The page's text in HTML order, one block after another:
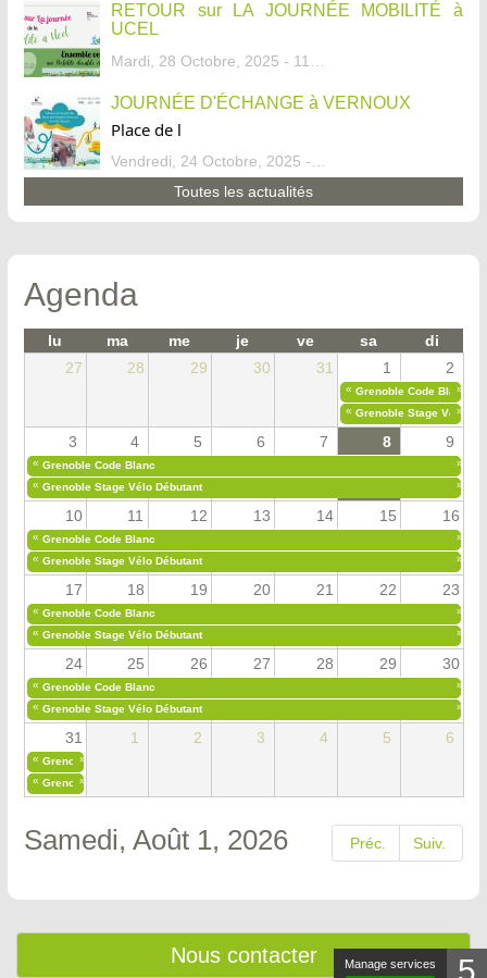
RETOUR sur LA JOURNÉE MOBILITÉ à
UCEL
JOURNÉE D'ÉCHANGE à VERNOUX
Place de l
Toutes les actualités
Agenda
lu ma me je ve sa
di
27
28 29 30 31 1 2
« Grenoble Code Blanc
»
« Grenoble Stage Vélo
»
3 4 5 6 7 8 9
« Grenoble Code Blanc
»
« Grenoble Stage Vélo Débutant »
10 11 12 13 14 15 16
« Grenoble Code Blanc
»
« Grenoble Stage Vélo Débutant »
17 18 19 20 21 22 23
« Grenoble Code Blanc
»
« Grenoble Stage Vélo Débutant »
24 25 26 27 28 29 30
« Grenoble Code Blanc
»
« Grenoble Stage Vélo Débutant »
31 1 2 3 4 5 6
« Grenoble Code Blanc
»
« Grenoble Stage Vélo Débutant
»
Préc. Suiv.
Samedi, Août 1, 2026
Nous contacter Manage services